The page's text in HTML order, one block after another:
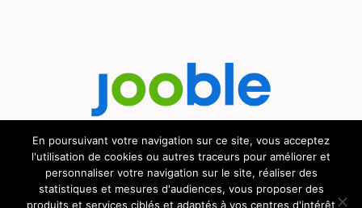
Découvrez le métier de la cuisine.
En poursuivant votre navigation sur ce site, vous acceptez
l'utilisation de cookies ou autres traceurs pour améliorer et
personnaliser votre navigation sur le site, réaliser des
statistiques et mesures d'audiences, vous proposer des
produits et services ciblés et adaptés à vos centres d'intérêt